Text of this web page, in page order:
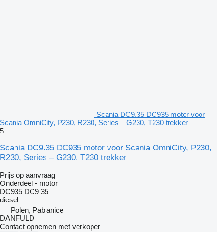
Scania DC9.35 DC935 motor voor
Scania OmniCity, P230, R230, Series – G230, T230 trekker
5
Scania DC9.35 DC935 motor voor Scania OmniCity, P230,
R230, Series – G230, T230 trekker
Prijs op aanvraag
Onderdeel - motor
DC935 DC9 35
diesel
Polen, Pabianice
DANFULD
Contact opnemen met verkoper